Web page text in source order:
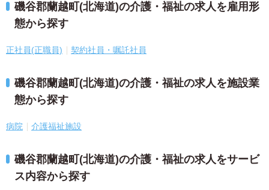
磯谷郡蘭越町(北海道)の介護・福祉の求人を雇用形
態から探す
正社員(正職員) 契約社員・嘱託社員
磯谷郡蘭越町(北海道)の介護・福祉の求人を施設業
態から探す
病院 介護福祉施設
磯谷郡蘭越町(北海道)の介護・福祉の求人をサービ
ス内容から探す